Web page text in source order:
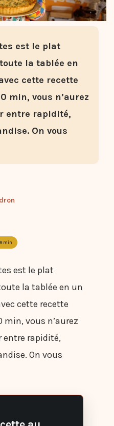
est le plat
la tablée en
cette recette
min, vous n’aurez
entre rapidité,
On vous
min
est le plat
la tablée en un
cette recette
min, vous n’aurez
entre rapidité,
On vous